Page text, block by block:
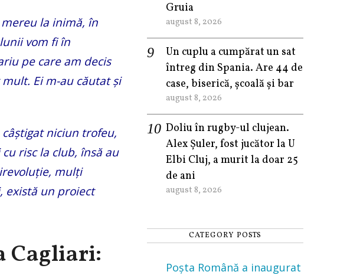
la inimă, în
vom fi în
pe care am decis
Ei m-au căutat și
niciun trofeu,
risc la club, însă au
mulți
există un proiect
Cagliari:
Gruia
august 8, 2026
Un cuplu a cumpărat un sat
întreg din Spania. Are 44 de
case, biserică, școală și bar
august 8, 2026
Doliu în rugby-ul clujean.
Alex Șuler, fost jucător la U
Elbi Cluj, a murit la doar 25
de ani
august 8, 2026
CATEGORY POSTS
Poșta Română a inaugurat